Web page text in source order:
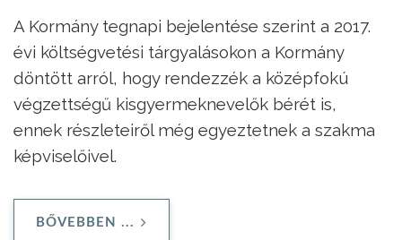
A Kormány tegnapi bejelentése szerint a 2017.
évi költségvetési tárgyalásokon a Kormány
döntött arról, hogy rendezzék a középfokú
végzettségű kisgyermeknevelők bérét is,
ennek részleteiről még egyeztetnek a szakma
képviselőivel.
BŐVEBBEN ...